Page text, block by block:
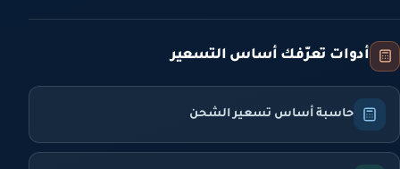
أدوات تعرّفك أساس التسعير
حاسبة أساس تسعير الشحن